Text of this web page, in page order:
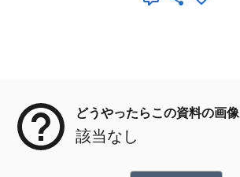
どうやったらこの資料の画
該当なし